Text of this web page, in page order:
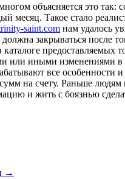
объясняется это так:
месяц. Такое стало
saint.com нам удалось
закрываться после
предоставляемых
или иными изменениями
все особенности
на счету. Раньше людям
и жить с боязнью
→